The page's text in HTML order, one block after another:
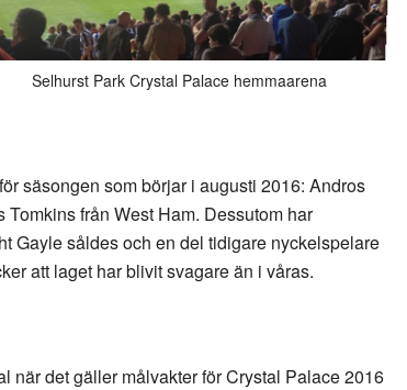
Selhurst Park Crystal Palace hemmaarena
säsongen som börjar i augusti 2016: Andros
från West Ham. Dessutom har
Gayle såldes och en del tidigare nyckelspelare
att laget har blivit svagare än i våras.
när det gäller målvakter för Crystal Palace 2016